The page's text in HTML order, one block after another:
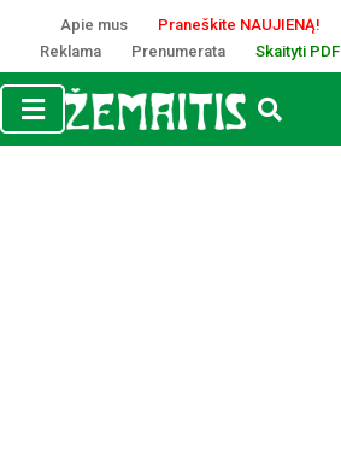
Apie mus
Praneškite NAUJIENĄ!
Reklama
Prenumerata Skaityti PDF